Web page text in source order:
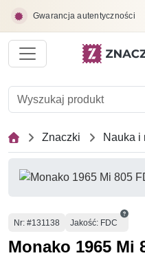
Gwarancja autentyczności
Znaczki Nauka i
Numer
Nr: #131138 Jakość: FDC
Monako 1965 Mi